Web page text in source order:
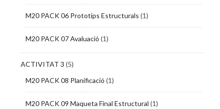
M20 PACK 06 Prototips Estructurals (1)
M20 PACK 07 Avaluació (1)
ACTIVITAT 3 (5)
M20 PACK 08 Planificació (1)
M20 PACK 09 Maqueta Final Estructural (1)